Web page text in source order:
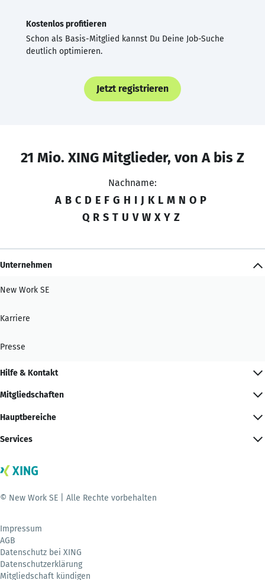
Kostenlos profitieren
Schon als Basis-Mitglied kannst Du Deine Job-Suche
deutlich optimieren.
Jetzt registrieren
21 Mio. XING Mitglieder, von A bis Z
Nachname:
A B C D E F G H I J K L M N O P
Q R S T U V W X Y Z
Unternehmen
New Work SE
Karriere
Presse
Hilfe & Kontakt
Mitgliedschaften
Hauptbereiche
Services
© New Work SE | Alle Rechte vorbehalten
Impressum
AGB
Datenschutz bei XING
Datenschutzerklärung
Mitgliedschaft kündigen